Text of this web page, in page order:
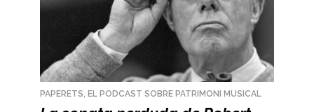
PAPERETS, EL PODCAST SOBRE PATRIMONI MUSICAL